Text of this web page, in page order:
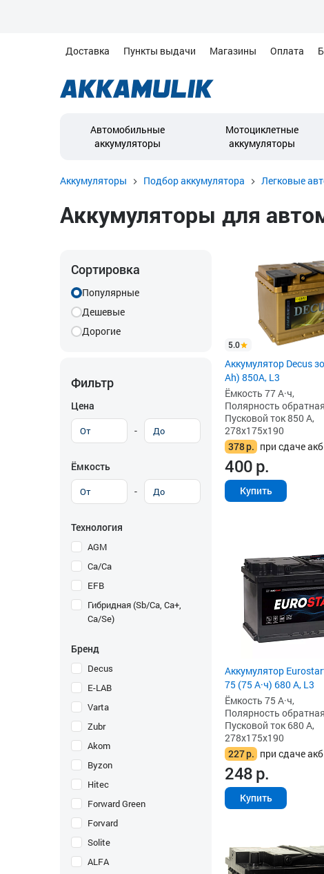
Доставка Пункты выдачи Магазины Оплата
Автомобильные
аккумуляторы
Мотоциклетные
аккумуляторы
Аккумуляторы Подбор аккумулятора Легковые
Аккумуляторы для
Сортировка
Популярные
Дешевые
Дорогие
Фильтр
Цена
-
Ёмкость
-
Технология
AGM
Ca/Ca
EFB
Гибридная (Sb/Ca, Ca+,
Ca/Se)
Бренд
Decus
E-LAB
Varta
Zubr
Akom
Byzon
Hitec
Forward Green
Forvard
Solite
ALFA
5.0
Аккумулятор Decus
Ah) 850А, L3
Ёмкость 77 А·ч,
Полярность
Пусковой ток 850 А,
278x175x190
378р. при сдаче акб
400р.
Купить
Аккумулятор
75 (75 А·ч) 680 А, L3
Ёмкость 75 А·ч,
Полярность
Пусковой ток 680 А,
278x175x190
227р. при сдаче акб
248р.
Купить